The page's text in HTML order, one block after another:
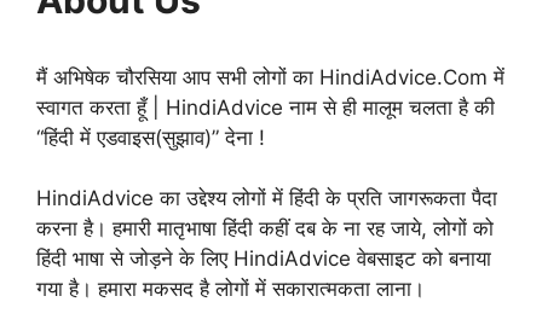
मैं अभिषेक चौरसिया आप सभी लोगों का HindiAdvice.Com में
स्वागत करता हूँ | HindiAdvice नाम से ही मालूम चलता है की
“हिंदी में एडवाइस(सुझाव)” देना !
HindiAdvice का उद्देश्य लोगों में हिंदी के प्रति जागरूकता पैदा
करना है। हमारी मातृभाषा हिंदी कहीं दब के ना रह जाये, लोगों को
हिंदी भाषा से जोड़ने के लिए HindiAdvice वेबसाइट को बनाया
गया है। हमारा मकसद है लोगों में सकारात्मकता लाना।